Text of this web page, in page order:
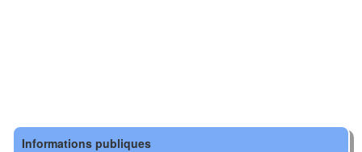
Informations publiques